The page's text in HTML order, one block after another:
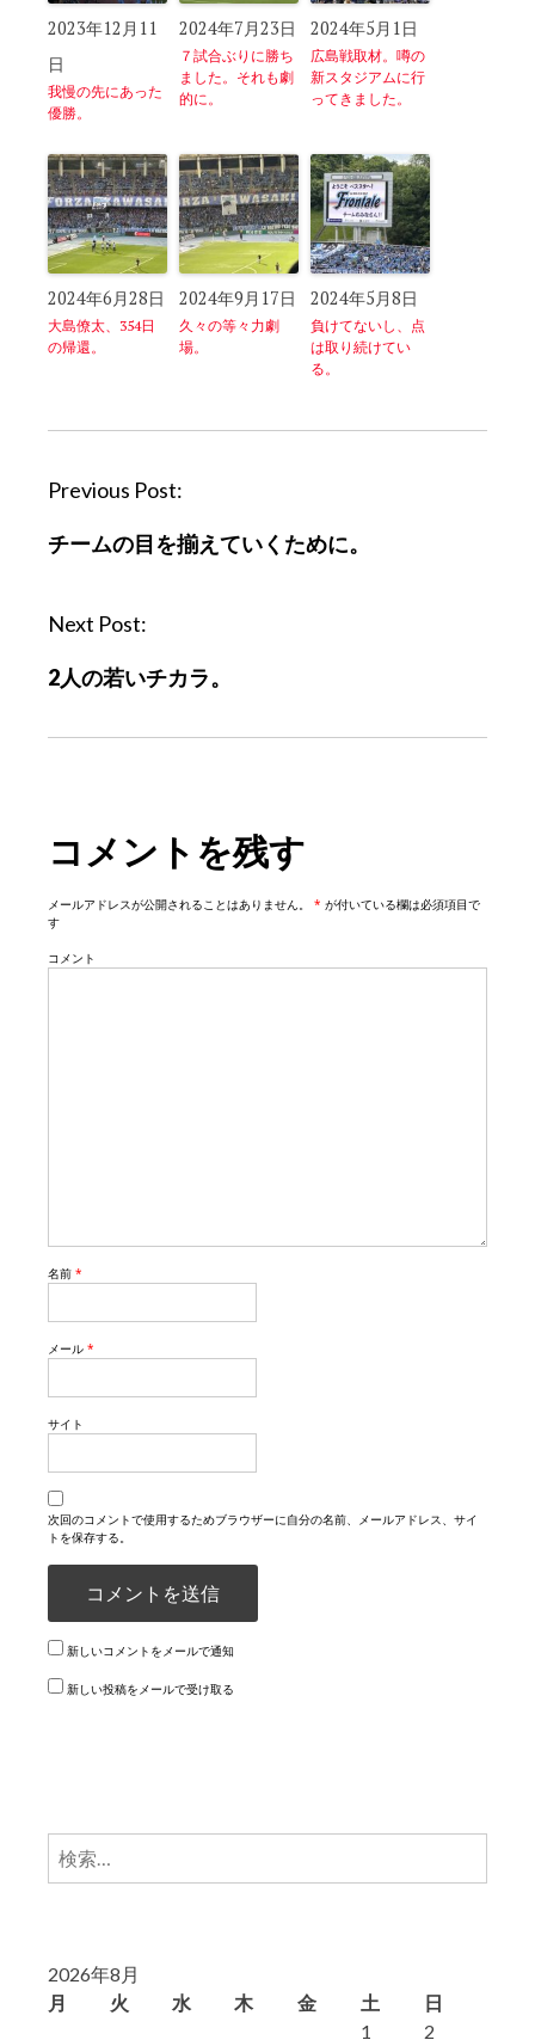
2023年12月11
日
我慢の先にあった
優勝。
2024年7月23日
７試合ぶりに勝ち
ました。それも劇
的に。
2024年5月1日
広島戦取材。噂の
新スタジアムに行
ってきました。
2024年6月28日
大島僚太、354日
の帰還。
2024年9月17日
久々の等々力劇
場。
2024年5月8日
負けてないし、点
は取り続けてい
る。
P
s
n
v
g
n
Previous Post:
チームの目を揃えていくために。
Next Post:
2人の若いチカラ。
コメントを残す
メールアドレスが公開されることはありません。 * が付いている欄は必須項目で
す
コメント
名前 *
メール *
サイト
次回のコメントで使用するためブラウザーに自分の名前、メールアドレス、サイ
トを保存する。
新しいコメントをメールで通知
新しい投稿をメールで受け取る
検
索:
2026年8月
月
火 水 木 金 土
日
1
2